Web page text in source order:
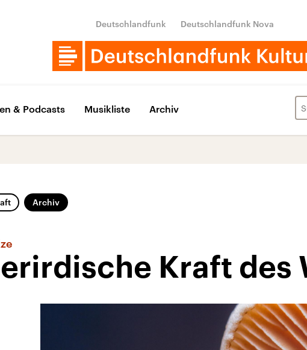
Deutschlandfunk Deutschlandfunk Nova
& Podcasts Musikliste Archiv
Archiv
Kraft des